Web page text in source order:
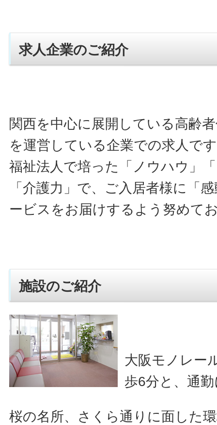
求人企業のご紹介
関西を中心に展開している高齢
を運営している企業での求人で
福祉法人で培った「ノウハウ」
「介護力」で、ご入居者様に「
ービスをお届けするよう努めて
施設のご紹介
大阪モノレー
歩6分と、通
桜の名所、さくら通りに面した